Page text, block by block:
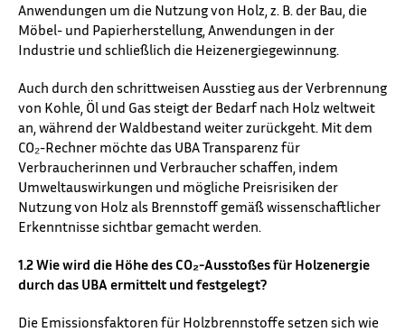
Anwendungen um die Nutzung von Holz, z. B. der Bau, die
Möbel- und Papierherstellung, Anwendungen in der
Industrie und schließlich die Heizenergiegewinnung.
Auch durch den schrittweisen Ausstieg aus der Verbrennung
von Kohle, Öl und Gas steigt der Bedarf nach Holz weltweit
an, während der Waldbestand weiter zurückgeht. Mit dem
CO₂-Rechner möchte das ⁠UBA⁠ Transparenz für
Verbraucherinnen und Verbraucher schaffen, indem
Umweltauswirkungen und mögliche Preisrisiken der
Nutzung von Holz als Brennstoff gemäß wissenschaftlicher
Erkenntnisse sichtbar gemacht werden.
1.2 Wie wird die Höhe des CO₂-Ausstoßes für Holzenergie
durch das UBA ermittelt und festgelegt?
Die Emissionsfaktoren für Holzbrennstoffe setzen sich wie